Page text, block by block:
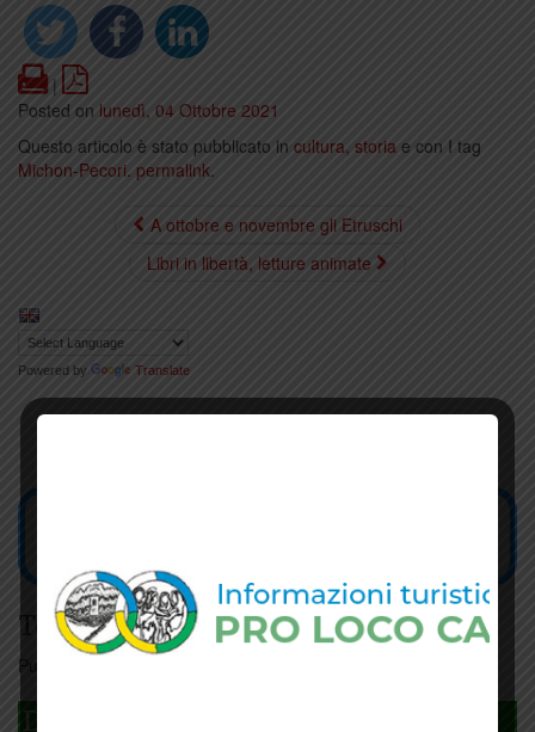
Print
|
Posted on lunedì, 04 Ottobre 2021
Questo articolo è stato pubblicato in cultura, storia e con I tag
Michon-Pecori. permalink.
A ottobre e novembre gli Etruschi
Libri in libertà, letture animate
Powered by Translate
Tesseramento
Puoi tesserarti online
DAGLI L'ANDA